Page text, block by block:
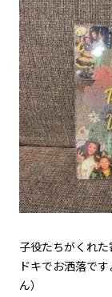
子役たちがくれ
ドキでお洒落で
ん）